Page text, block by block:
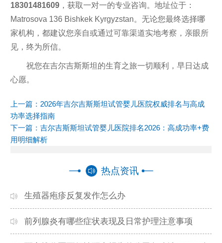
18301481609，获取一对一的专业咨询。地址位于：
Matrosova 136 Bishkek Kyrgyzstan。无论您最终选择哪
家机构，都建议您亲自或通过可靠渠道实地考察，亲眼所
见，终为所信。
祝您在吉尔吉斯斯坦的生育之旅一切顺利，早日达成
心愿。
上一篇： 2026年吉尔吉斯斯坦试管婴儿医院权威排名与高成
功率选择指南
下一篇： 吉尔吉斯斯坦试管婴儿医院排名2026：高成功率+费
用明细解析
热点资讯
生殖器疱疹反复发作怎么办
前列腺炎有哪些症状表现及日常护理注意事项